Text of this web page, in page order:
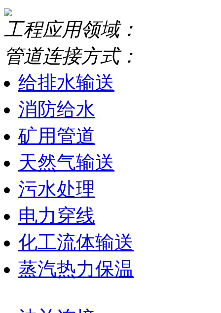
工程应用领域：
管道连接方式：
给排水输送
消防给水
矿用管道
天然气输送
污水处理
电力穿线
化工流体输送
蒸汽热力保温